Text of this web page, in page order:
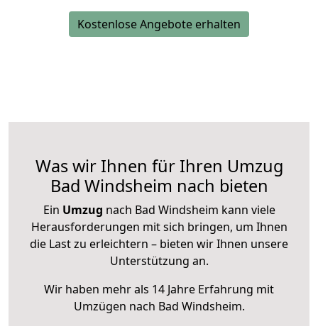
Kostenlose Angebote erhalten
Was wir Ihnen für Ihren Umzug
Bad Windsheim nach bieten
Ein Umzug nach Bad Windsheim kann viele
Herausforderungen mit sich bringen, um Ihnen
die Last zu erleichtern – bieten wir Ihnen unsere
Unterstützung an.
Wir haben mehr als 14 Jahre Erfahrung mit
Umzügen nach Bad Windsheim.